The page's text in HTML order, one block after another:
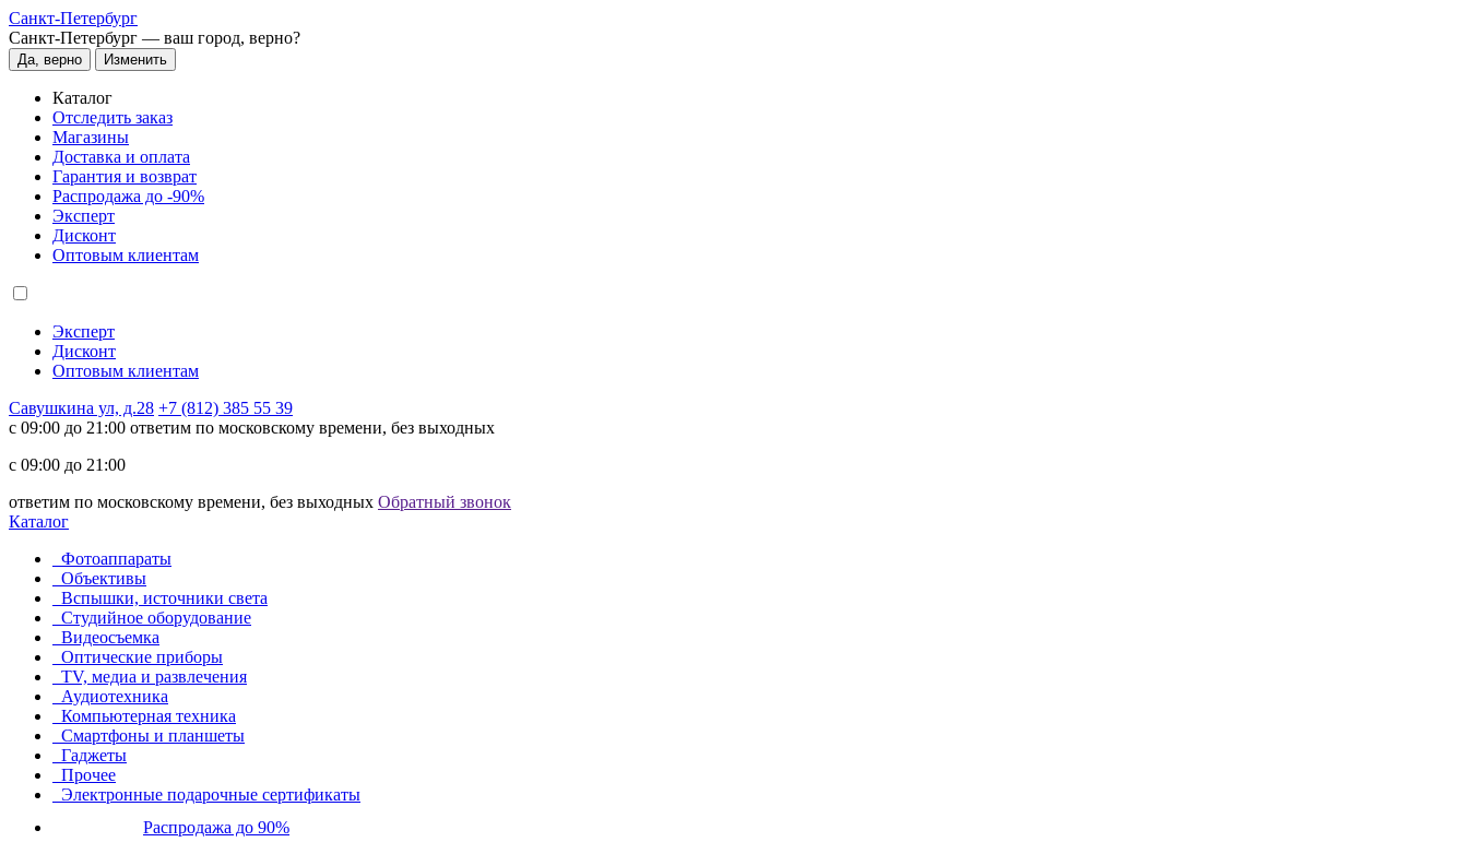
Санкт-Петербург
Санкт-Петербург — ваш город, верно?
Да, верно Изменить
Каталог
Отследить заказ
Магазины
Доставка и оплата
Гарантия и возврат
Распродажа до -90%
Эксперт
Дисконт
Оптовым клиентам
Эксперт
Дисконт
Оптовым клиентам
Савушкина ул, д.28 +7 (812) 385 55 39
c 09:00 до 21:00 ответим по московскому времени, без выходных
c 09:00 до 21:00
ответим по московскому времени, без выходных Обратный звонок
Каталог
Фотоаппараты
Объективы
Вспышки, источники света
Студийное оборудование
Видеосъемка
Оптические приборы
TV, медиа и развлечения
Аудиотехника
Компьютерная техника
Смартфоны и планшеты
Гаджеты
Прочее
Электронные подарочные сертификаты
Распродажа до 90%